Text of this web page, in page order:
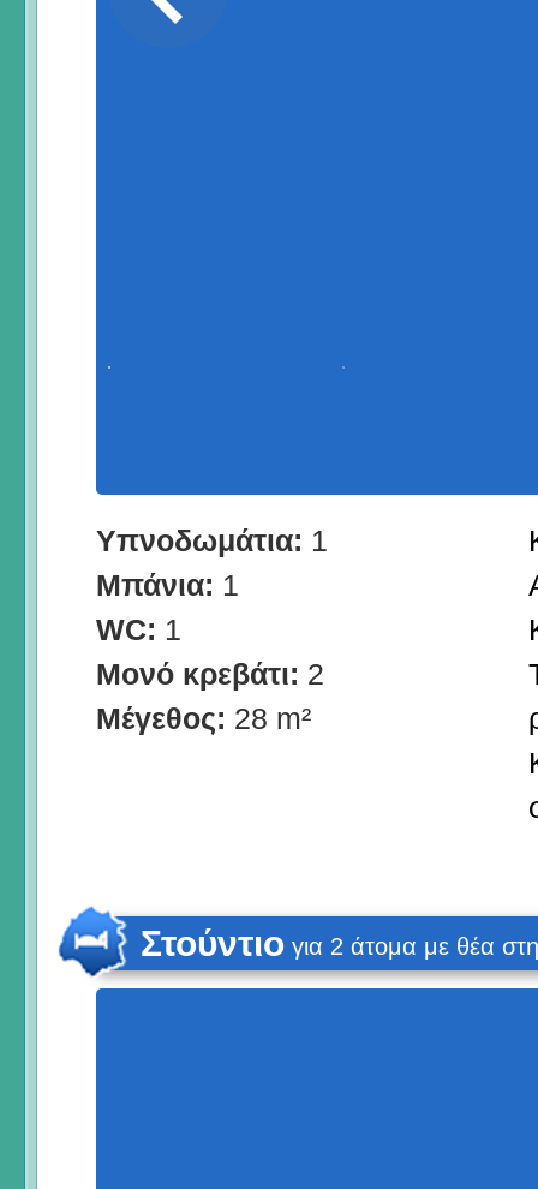
Υπνοδωμάτια: 1
Μπάνια: 1
WC: 1
Μονό κρεβάτι: 2
Μέγεθος: 28 m²
Στούντιο για 2 άτομα με θέα